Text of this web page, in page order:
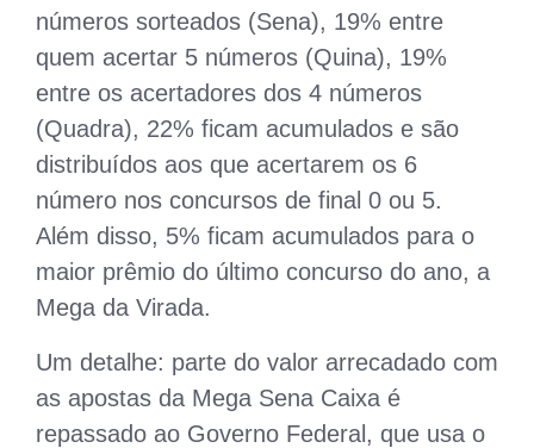
números sorteados (Sena), 19% entre
quem acertar 5 números (Quina), 19%
entre os acertadores dos 4 números
(Quadra), 22% ficam acumulados e são
distribuídos aos que acertarem os 6
número nos concursos de final 0 ou 5.
Além disso, 5% ficam acumulados para o
maior prêmio do último concurso do ano, a
Mega da Virada.
Um detalhe: parte do valor arrecadado com
as apostas da Mega Sena Caixa é
repassado ao Governo Federal, que usa o